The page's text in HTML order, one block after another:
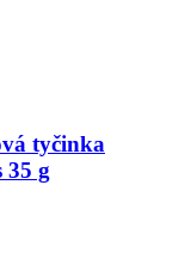
tyčinka
g